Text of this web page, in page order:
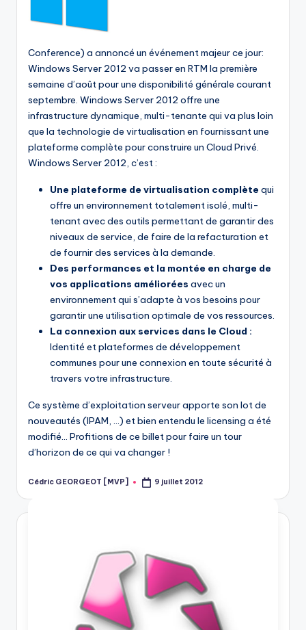
Conference) a annoncé un événement majeur ce jour:
Windows Server 2012 va passer en RTM la première
semaine d’août pour une disponibilité générale courant
septembre. Windows Server 2012 offre une
infrastructure dynamique, multi-tenante qui va plus loin
que la technologie de virtualisation en fournissant une
plateforme complète pour construire un Cloud Privé.
Windows Server 2012, c’est :
Une plateforme de virtualisation complète qui
offre un environnement totalement isolé, multi-
tenant avec des outils permettant de garantir des
niveaux de service, de faire de la refacturation et
de fournir des services à la demande.
Des performances et la montée en charge de
vos applications améliorées avec un
environnement qui s’adapte à vos besoins pour
garantir une utilisation optimale de vos ressources.
La connexion aux services dans le Cloud :
Identité et plateformes de développement
communes pour une connexion en toute sécurité à
travers votre infrastructure.
Ce système d’exploitation serveur apporte son lot de
nouveautés (IPAM, …) et bien entendu le licensing a été
modifié… Profitions de ce billet pour faire un tour
d’horizon de ce qui va changer !
Posted
Cédric GEORGEOT [MVP] 9 juillet 2012